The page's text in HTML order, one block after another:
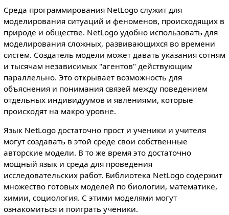
Среда программирования NetLogo служит для
моделирования ситуаций и феноменов, происходящих в
природе и обществе. NetLogo удобно использовать для
моделирования сложных, развивающихся во времени
систем. Создатель модели может давать указания сотням
и тысячам независимых "агентов" действующим
параллельно. Это открывает возможность для
объяснения и понимания связей между поведением
отдельных индивидуумов и явлениями, которые
происходят на макро уровне.
Язык NetLogo достаточно прост и ученики и учителя
могут создавать в этой среде свои собственные
авторские модели. В то же время это достаточно
мощный язык и среда для проведения
исследовательских работ. Библиотека NetLogo содержит
множество готовых моделей по биологии, математике,
химии, социология. С этими моделями могут
ознакомиться и поиграть ученики.